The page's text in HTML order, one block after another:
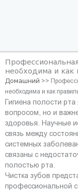
необходима и как
Домашний >>
необходима и как
Гигиена полости
вопросом, но и
здоровья. Научные
связь между
системных
связаны с
полостью рта.
Чистка зубов
профессиональной